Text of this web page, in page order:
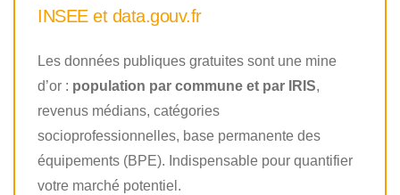
INSEE et data.gouv.fr
Les données publiques gratuites sont une mine
d’or : population par commune et par IRIS,
revenus médians, catégories
socioprofessionnelles, base permanente des
équipements (BPE). Indispensable pour quantifier
votre marché potentiel.